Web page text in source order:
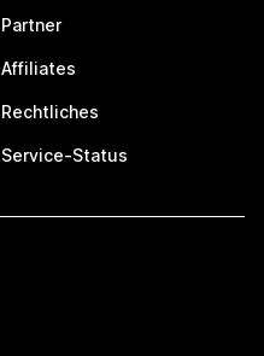
Partner
Affiliates
Rechtliches
Service-Status